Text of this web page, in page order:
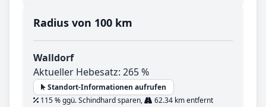
Radius von 100 km
Walldorf
Aktueller Hebesatz: 265 %
Standort-Informationen aufrufen
115 % ggü. Schindhard sparen,
62.34 km entfernt